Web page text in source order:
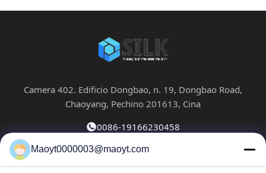
Camera 402. Edificio Dongbao, n. 19, Dongbao Road,
Chaoyang, Pechino 201613, Cina
0086-19166230458
kf@maoyt.com
Maoyt0000003@maoyt.com